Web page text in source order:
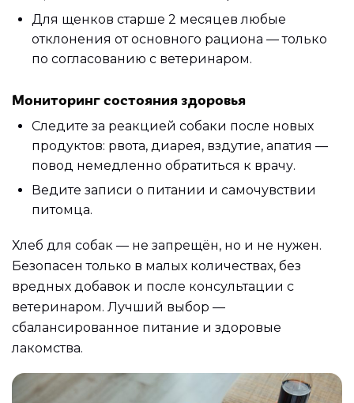
Для щенков старше 2 месяцев любые
отклонения от основного рациона — только
по согласованию с ветеринаром.
Мониторинг состояния здоровья
Следите за реакцией собаки после новых
продуктов: рвота, диарея, вздутие, апатия —
повод немедленно обратиться к врачу.
Ведите записи о питании и самочувствии
питомца.
Хлеб для собак — не запрещён, но и не нужен.
Безопасен только в малых количествах, без
вредных добавок и после консультации с
ветеринаром. Лучший выбор —
сбалансированное питание и здоровые
лакомства.